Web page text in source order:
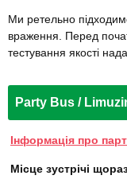
Ми ретельно
враження. Перед
тестування якості
Party Bus /
Інформація про
Місце зустрічі